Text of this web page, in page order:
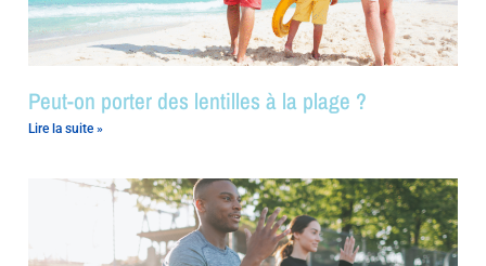
Peut-on porter des lentilles à la plage ?
Lire la suite »